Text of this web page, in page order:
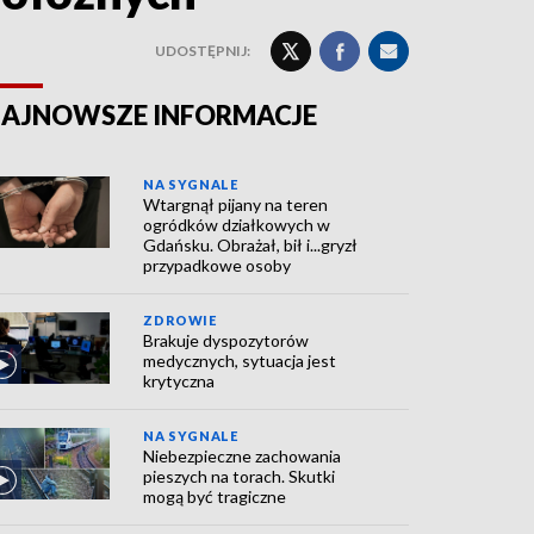
UDOSTĘPNIJ:
INFORMACJE
NA SYGNALE
Wtargnął pijany na teren
ogródków działkowych w
Gdańsku. Obrażał, bił i...gryzł
przypadkowe osoby
ZDROWIE
Brakuje dyspozytorów
medycznych, sytuacja jest
krytyczna
NA SYGNALE
Niebezpieczne zachowania
pieszych na torach. Skutki
mogą być tragiczne